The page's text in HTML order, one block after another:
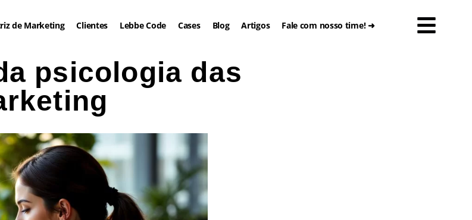
de Marketing Clientes Lebbe Code Cases Blog Artigos Fale com nosso time! ➜
psicologia das